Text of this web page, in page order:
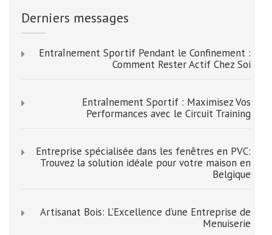
Derniers messages
Entraînement Sportif Pendant le Confinement :
Comment Rester Actif Chez Soi
Entraînement Sportif : Maximisez Vos
Performances avec le Circuit Training
Entreprise spécialisée dans les fenêtres en PVC:
Trouvez la solution idéale pour votre maison en
Belgique
Artisanat Bois: L’Excellence d’une Entreprise de
Menuiserie